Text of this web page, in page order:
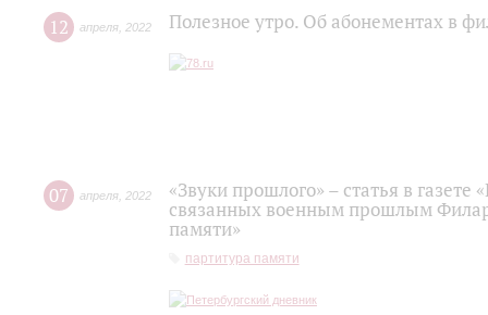
12 апреля 2022 Полезное утро. Об абонементах в
07 апреля 2022
«Звуки прошлого» – статья в
связанных военным прошлым
памяти»
партитура памяти